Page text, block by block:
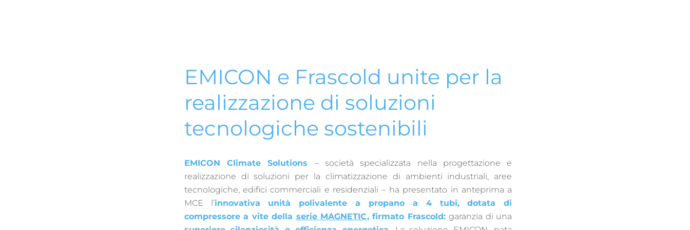
EMICON e Frascold unite per la
realizzazione di soluzioni
tecnologiche sostenibili
EMICON Climate Solutions – società specializzata nella progettazione e
realizzazione di soluzioni per la climatizzazione di ambienti industriali, aree
tecnologiche, edifici commerciali e residenziali – ha presentato in anteprima a
MCE l’innovativa unità polivalente a propano a 4 tubi, dotata di
compressore a vite della serie MAGNETIC, firmato Frascold:garanzia di una